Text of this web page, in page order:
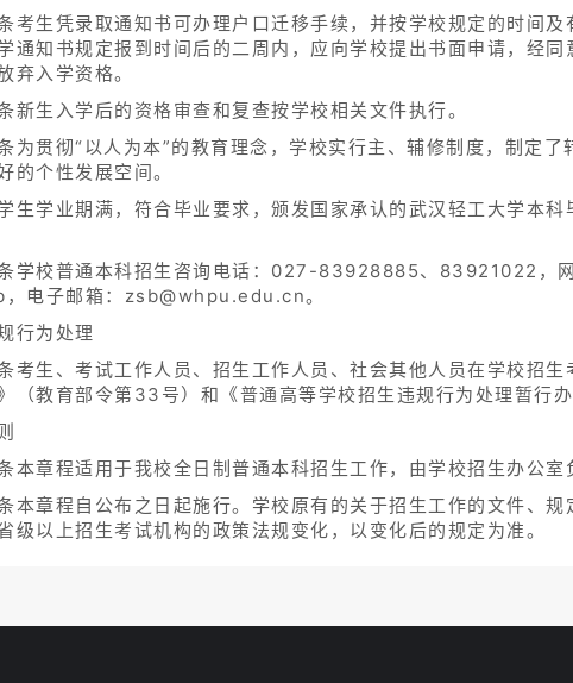
考生凭录取通知书可办理户口迁移手续，并按学校规定的时间
通知书规定报到时间后的二周内，应向学校提出书面申请，经
弃入学资格。
新生入学后的资格审查和复查按学校相关文件执行。
为贯彻“以人为本”的教育理念，学校实行主、辅修制度，制定
的个性发展空间。
生学业期满，符合毕业要求，颁发国家承认的武汉轻工大学本
学校普通本科招生咨询电话：027-83928885、83921022
电子邮箱：zsb@whpu.edu.cn。
行为处理
考生、考试工作人员、招生工作人员、社会其他人员在学校招
（教育部令第33号）和《普通高等学校招生违规行为处理暂行
本章程适用于我校全日制普通本科招生工作，由学校招生办公室
本章程自公布之日起施行。学校原有的关于招生工作的文件、
级以上招生考试机构的政策法规变化，以变化后的规定为准。